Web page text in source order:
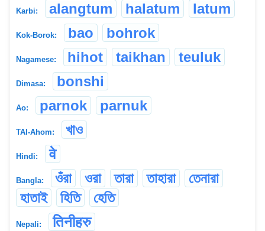
Karbi: alangtum halatum latum
Kok-Borok: bao bohrok
Nagamese: hihot taikhan teuluk
Dimasa: bonshi
Ao: parnok parnuk
TAI-Ahom: খাও
Hindi: वे
Bangla: ওঁরা ওরা তারা তাহারা
তেনারা
হাতাই
হিতি হেতি
Nepali: तिनीहरु